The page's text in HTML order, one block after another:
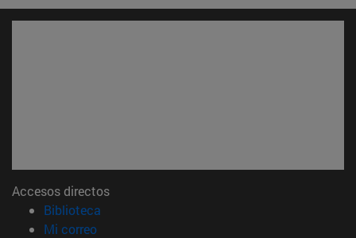
Accesos directos
Biblioteca
Mi correo(abre en nueva ventana)